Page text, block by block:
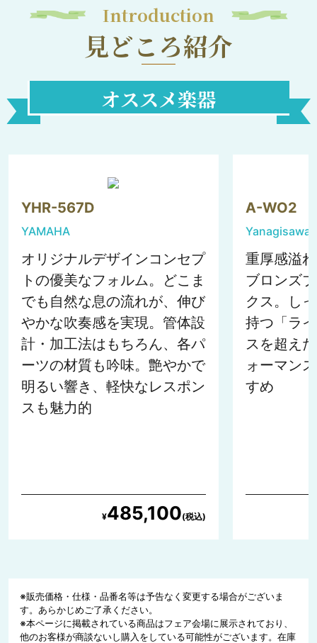
Introduction
見どころ紹介
オススメ楽器
YHR-567D
YAMAHA
オリジナルデザインコンセプ
トの優美なフォルム。どこま
でも自然な息の流れが、伸び
やかな吹奏感を実現。管体設
計・加工法はもちろん、各パ
ーツの材質も吟味。艶やかで
明るい響き、軽快なレスポン
スも魅力的
485,100
A-WO2
Yanagisawa
重厚感溢
ブロンズ
クス。し
持つ「ラ
スを超え
ォーマン
すめ
※販売価格・仕様・品番名等は予告なく変更する場合がございま
す。あらかじめご了承ください。
※本ページに掲載されている商品はフェア会場に展示されており、
他のお客様が商談ないし購入をしている可能性がございます。在庫